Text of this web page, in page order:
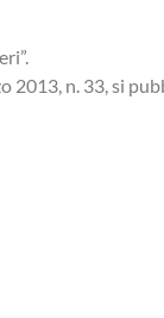
n. 33, si